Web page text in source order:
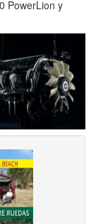
PowerLion y